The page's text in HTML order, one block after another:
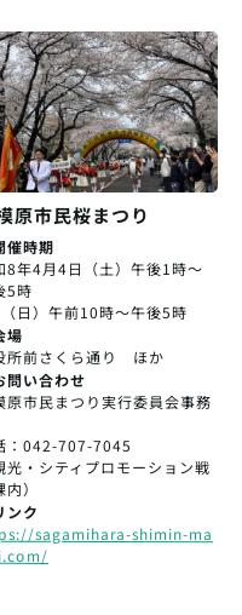
原市民桜まつり
時期
8年4月4日（土）午後1時～
5時
日）午前10時～午後5時
場
所前さくら通り ほか
い合わせ
原市民まつり実行委員会事務
：042-707-7045
光・シティプロモーション戦
）
ク
sagamihara-shimin-ma